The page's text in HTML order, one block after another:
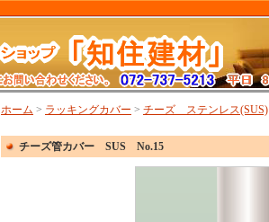
ホーム > ラッキングカバー > チーズ ステンレス(SUS)
チーズ管カバー SUS No.15